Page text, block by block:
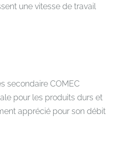
une vitesse de travail
secondaire COMEC
pour les produits durs et
apprécié pour son débit